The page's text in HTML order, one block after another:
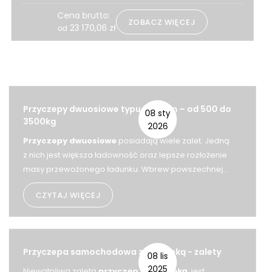
Cena brutto:
od 23 170,06 zł ZOBACZ WIĘCEJ
08 sty
2026
Przyczepy dwuosiowe typu tandem – od 500 do
3500kg
Przyczepy dwuosiowe posiadają wiele zalet. Jedną
z nich jest większa ładowność oraz lepsze rozłożenie
masy przewożonego ładunku. Wbrew powszechnej
opinii, jazda z przyczepą dwuosiową nie zawsze wiąże
się z konieczności posiadania prawo jazdy B+E.
CZYTAJ WIĘCEJ
08 lis
2025
Przyczepa samochodowa z plandeką - zalety